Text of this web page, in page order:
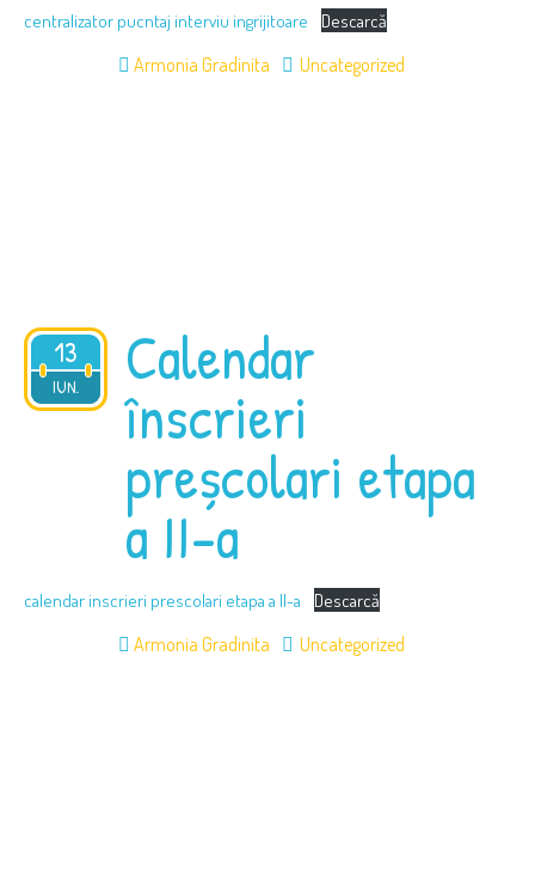
centralizator pucntaj interviu ingrijitoare
Descarcă
Armonia Gradinita
Uncategorized
13
IUN.
2025 Calendar
înscrieri
preșcolari etapa
a II-a
calendar inscrieri prescolari etapa a II-a
Descarcă
Armonia Gradinita
Uncategorized